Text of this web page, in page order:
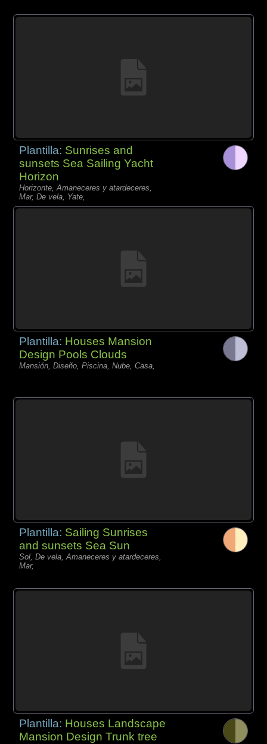
Plantilla: Sunrises and
sunsets Sea Sailing Yacht
Horizon
Horizonte, Amaneceres y atardeceres,
Mar, De vela, Yate,
Plantilla: Houses Mansion
Design Pools Clouds
Mansión, Diseño, Piscina, Nube, Casa,
Plantilla: Sailing Sunrises
and sunsets Sea Sun
Sol, De vela, Amaneceres y atardeceres,
Mar,
Plantilla: Houses Landscape
Mansion Design Trunk tree